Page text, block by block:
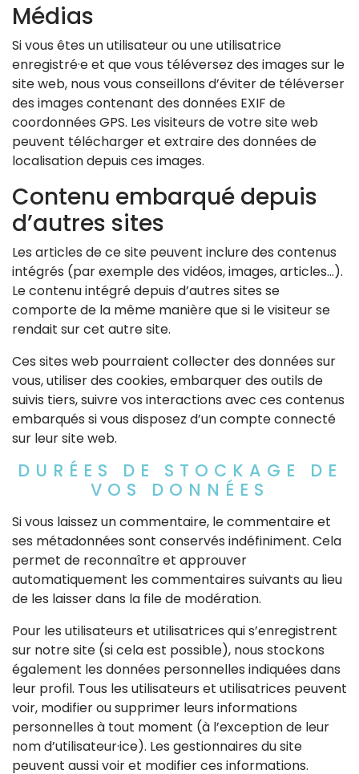
Médias
Si vous êtes un utilisateur ou une utilisatrice
enregistré·e et que vous téléversez des images sur le
site web, nous vous conseillons d’éviter de téléverser
des images contenant des données EXIF de
coordonnées GPS. Les visiteurs de votre site web
peuvent télécharger et extraire des données de
localisation depuis ces images.
Contenu embarqué depuis
d’autres sites
Les articles de ce site peuvent inclure des contenus
intégrés (par exemple des vidéos, images, articles…).
Le contenu intégré depuis d’autres sites se
comporte de la même manière que si le visiteur se
rendait sur cet autre site.
Ces sites web pourraient collecter des données sur
vous, utiliser des cookies, embarquer des outils de
suivis tiers, suivre vos interactions avec ces contenus
embarqués si vous disposez d’un compte connecté
sur leur site web.
DURÉES DE STOCKAGE DE
VOS DONNÉES
Si vous laissez un commentaire, le commentaire et
ses métadonnées sont conservés indéfiniment. Cela
permet de reconnaître et approuver
automatiquement les commentaires suivants au lieu
de les laisser dans la file de modération.
Pour les utilisateurs et utilisatrices qui s’enregistrent
sur notre site (si cela est possible), nous stockons
également les données personnelles indiquées dans
leur profil. Tous les utilisateurs et utilisatrices peuvent
voir, modifier ou supprimer leurs informations
personnelles à tout moment (à l’exception de leur
nom d’utilisateur·ice). Les gestionnaires du site
peuvent aussi voir et modifier ces informations.